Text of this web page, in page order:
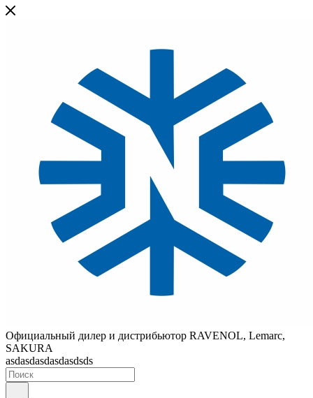
Официальный дилер и дистрибьютор RAVENOL, Lemarc,
SAKURA
asdasdasdasdasdsds